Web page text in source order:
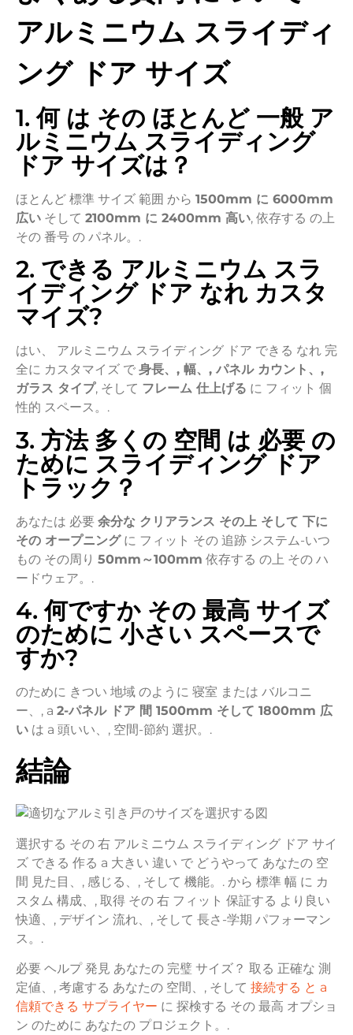
アルミニウム スライディ
ング ドア サイズ
1. 何 は その ほとんど 一般 ア
ルミニウム スライディング
ドア サイズは？
ほとんど 標準 サイズ 範囲 から 1500mm に 6000mm
広い そして 2100mm に 2400mm 高い, 依存する の上
その 番号 の パネル。.
2. できる アルミニウム スラ
イディング ドア なれ カスタ
マイズ?
はい、 アルミニウム スライディング ドア できる なれ 完
全に カスタマイズ で 身長、, 幅、, パネル カウント、,
ガラス タイプ, そして フレーム 仕上げる に フィット 個
性的 スペース。.
3. 方法 多くの 空間 は 必要 の
ために スライディング ドア
トラック？
あなたは 必要 余分な クリアランス その上 そして 下に
その オープニング に フィット その 追跡 システム-いつ
もの その周り 50mm～100mm 依存する の上 その ハ
ードウェア。.
4. 何ですか その 最高 サイズ
のために 小さい スペースで
すか?
のために きつい 地域 のように 寝室 または バルコニ
ー、, a 2-パネル ドア 間 1500mm そして 1800mm 広
い は a 頭いい、, 空間-節約 選択。.
結論
選択する その 右 アルミニウム スライディング ドア サイ
ズ できる 作る a 大きい 違い で どうやって あなたの 空
間 見た目、, 感じる、, そして 機能。. から 標準 幅 に カ
スタム 構成、, 取得 その 右 フィット 保証する より良い
快適、, デザイン 流れ、, そして 長さ-学期 パフォーマン
ス。.
必要 ヘルプ発見 あなたの 完璧 サイズ？ 取る 正確な 測
定値、, 考慮する あなたの 空間、, そして 接続する と a
信頼できる サプライヤー に 探検する その 最高 オプショ
ン のために あなたの プロジェクト。.